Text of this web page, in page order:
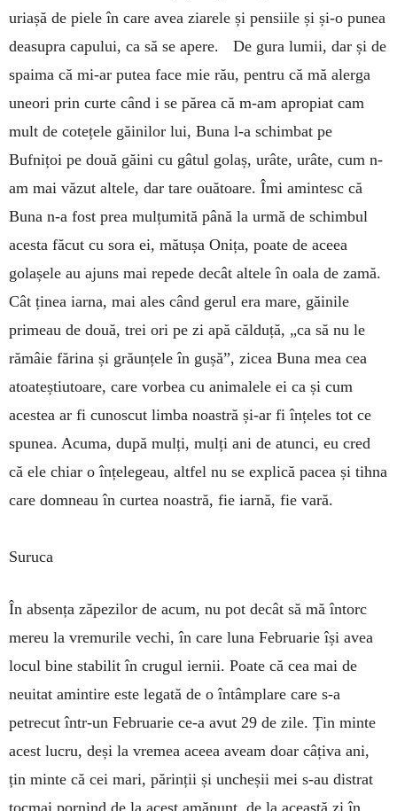
uriașă de piele în care avea ziarele și pensiile și și-o punea
deasupra capului, ca să se apere. De gura lumii, dar și de
spaima că mi-ar putea face mie rău, pentru că mă aler­ga
uneori prin curte când i se părea că m-am apropiat cam
mult de cote­țele găinilor lui, Buna l-a schimbat pe
Bufnițoi pe două găini cu gâtul golaș, urâte, urâte, cum n-
am mai văzut al­tele, dar tare ouătoare. Îmi amintesc că
Buna n-a fost prea mulțumită până la urmă de schimbul
acesta făcut cu sora ei, mătușa Onița, poate de aceea
golașele au ajuns mai repede decât altele în oala de zamă.
Cât ținea iarna, mai ales când gerul era mare, găinile
primeau de două, trei ori pe zi apă călduță, „ca să nu le
rămâie fărina și grăunțele în gușă”, zicea Buna mea cea
atoateștiutoare, care vorbea cu animalele ei ca și cum
acestea ar fi cunoscut limba noastră și-ar fi înțeles tot ce
spunea. Acuma, după mulți, mulți ani de atunci, eu cred
că ele chiar o înțelegeau, altfel nu se explică pacea și tihna
care dom­neau în curtea noastră, fie iarnă, fie vară.
Suruca
În absența zăpezilor de acum, nu pot decât să mă întorc
mereu la vre­murile vechi, în care luna Februarie își avea
locul bine stabilit în crugul iernii. Poate că cea mai de
neuitat amintire este legată de o întâmplare care s-a
petrecut într-un Februarie ce-a avut 29 de zile. Țin minte
acest lucru, deși la vremea aceea aveam doar câțiva ani,
țin minte că cei mari, părinții și uncheșii mei s-au distrat
tocmai pornind de la acest amănunt, de la această zi în